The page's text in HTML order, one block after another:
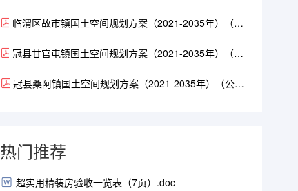
临渭区故市镇国土空间规划方案（2021-2035年）（公
冠县甘官屯镇国土空间规划方案（2021-2035年）（公
冠县桑阿镇国土空间规划方案（2021-2035年）（公示
热门推荐
超实用精装房验收一览表（7页）.doc